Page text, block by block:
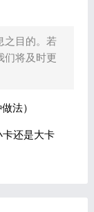
之目的。若
们将及时更
法）
卡还是大卡